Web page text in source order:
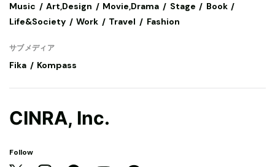
Music Art,Design Movie,Drama Stage
Book
Life&Society
Work Travel Fashion
サブメディア
Fika Kompass
CINRA, Inc.
Follow